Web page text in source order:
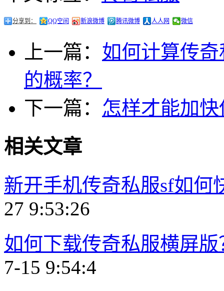
分享到： QQ空间 新浪微博 腾讯微博 人人网 微信
上一篇： 如何计算传
的概率？
下一篇： 怎样才能加
相关文章
新开手机传奇私服sf如何
27 9:53:26
如何下载传奇私服横屏
7-15 9:54:4